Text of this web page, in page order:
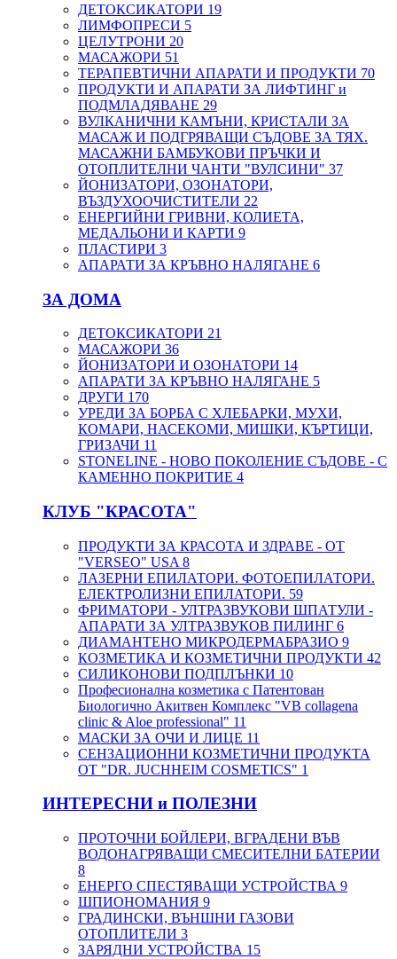
ДЕТОКСИКАТОРИ 19
ЛИМФОПРЕСИ 5
ЦЕЛУТРОНИ 20
МАСАЖОРИ 51
ТЕРАПЕВТИЧНИ АПАРАТИ И ПРОДУКТИ 70
ПРОДУКТИ И АПАРАТИ ЗА ЛИФТИНГ и
ПОДМЛАДЯВАНЕ 29
ВУЛКАНИЧНИ КАМЪНИ, КРИСТАЛИ ЗА
МАСАЖ И ПОДГРЯВАЩИ СЪДОВЕ ЗА ТЯХ.
МАСАЖНИ БАМБУКОВИ ПРЪЧКИ И
ОТОПЛИТЕЛНИ ЧАНТИ "ВУЛСИНИ" 37
ЙОНИЗАТОРИ, ОЗОНАТОРИ,
ВЪЗДУХООЧИСТИТЕЛИ 22
ЕНЕРГИЙНИ ГРИВНИ, КОЛИЕТА,
МЕДАЛЬОНИ И КАРТИ 9
ПЛАСТИРИ 3
АПАРАТИ ЗА КРЪВНО НАЛЯГАНЕ 6
ЗА ДОМА
ДЕТОКСИКАТОРИ 21
МАСАЖОРИ 36
ЙОНИЗАТОРИ И ОЗОНАТОРИ 14
АПАРАТИ ЗА КРЪВНО НАЛЯГАНЕ 5
ДРУГИ 170
УРЕДИ ЗА БОРБА С ХЛЕБАРКИ, МУХИ,
КОМАРИ, НАСЕКОМИ, МИШКИ, КЪРТИЦИ,
ГРИЗАЧИ 11
STONELINE - НОВО ПОКОЛЕНИЕ СЪДОВЕ - С
КАМЕННО ПОКРИТИЕ 4
КЛУБ "КРАСОТА"
ПРОДУКТИ ЗА КРАСОТА И ЗДРАВЕ - ОТ
"VERSEO" USA 8
ЛАЗЕРНИ ЕПИЛАТОРИ. ФОТОЕПИЛАТОРИ.
ЕЛЕКТРОЛИЗНИ ЕПИЛАТОРИ. 59
ФРИМАТОРИ - УЛТРАЗВУКОВИ ШПАТУЛИ -
АПАРАТИ ЗА УЛТРАЗВУКОВ ПИЛИНГ 6
ДИАМАНТЕНО МИКРОДЕРМАБРАЗИО 9
КОЗМЕТИКА И КОЗМЕТИЧНИ ПРОДУКТИ 42
СИЛИКОНОВИ ПОДПЛЪНКИ 10
Професионална козметика с Патентован
Биологично Акитвен Комплекс "VB collagena
clinic & Aloe professional" 11
МАСКИ ЗА ОЧИ И ЛИЦЕ 11
СЕНЗАЦИОННИ КОЗМЕТИЧНИ ПРОДУКТА
ОТ "DR. JUCHHEIM COSMETICS" 1
ИНТЕРЕСНИ и ПОЛЕЗНИ
ПРОТОЧНИ БОЙЛЕРИ, ВГРАДЕНИ ВЪВ
ВОДОНАГРЯВАЩИ СМЕСИТЕЛНИ БАТЕРИИ
8
ЕНЕРГО СПЕСТЯВАЩИ УСТРОЙСТВА 9
ШПИОНОМАНИЯ 9
ГРАДИНСКИ, ВЪНШНИ ГАЗОВИ
ОТОПЛИТЕЛИ 3
ЗАРЯДНИ УСТРОЙСТВА 15